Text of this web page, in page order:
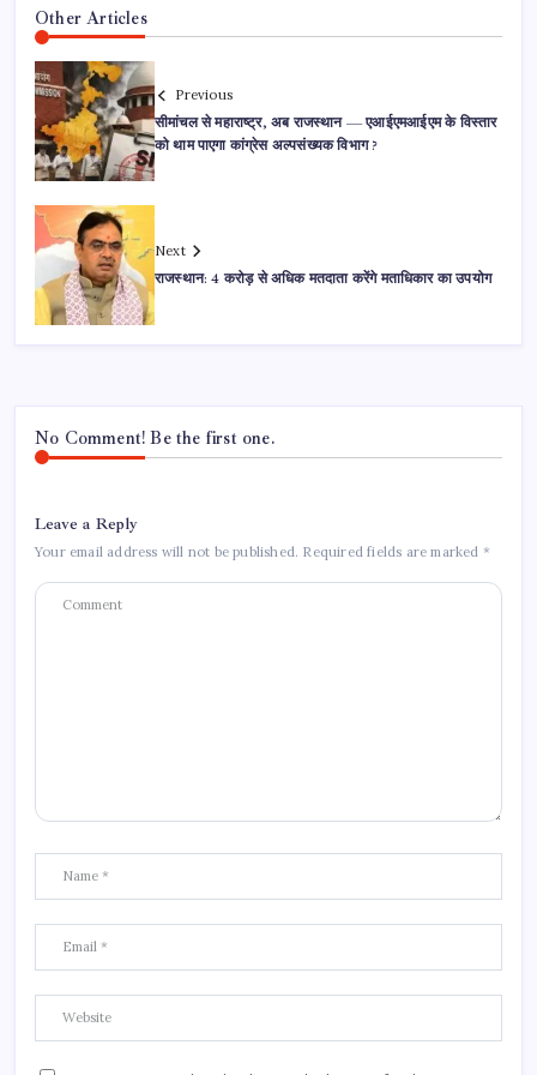
Other Articles
Previous
सीमांचल से महाराष्ट्र, अब राजस्थान — एआईएमआईएम के विस्तार
को थाम पाएगा कांग्रेस अल्पसंख्यक विभाग ?
Next
राजस्थान: 4 करोड़ से अधिक मतदाता करेंगे मताधिकार का उपयोग
No Comment! Be the first one.
Leave a Reply
Your email address will not be published. Required fields are marked *